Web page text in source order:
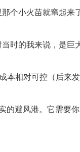
个小火苗就窜起来
时的我来说，是巨
本相对可控（后来
的避风港。它需要你